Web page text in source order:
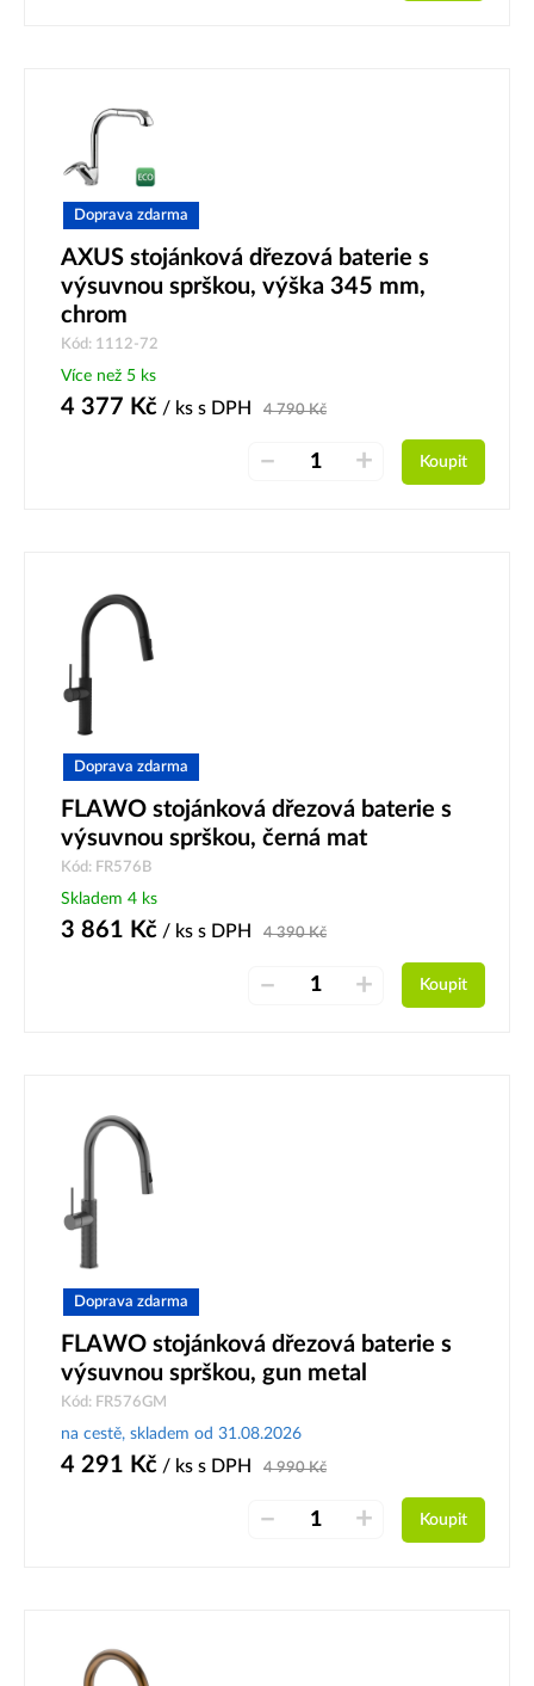
Doprava zdarma
AXUS stojánková dřezová baterie s
výsuvnou sprškou, výška 345 mm,
chrom
Kód: 1112-72
Více než 5 ks
4 377 Kč / ks s DPH 4 790Kč
– + Koupit
Doprava zdarma
FLAWO stojánková dřezová baterie s
výsuvnou sprškou, černá mat
Kód: FR576B
Skladem 4 ks
3 861 Kč / ks s DPH 4 390Kč
– + Koupit
Doprava zdarma
FLAWO stojánková dřezová baterie s
výsuvnou sprškou, gun metal
Kód: FR576GM
na cestě, skladem od 31.08.2026
4 291 Kč / ks s DPH 4 990Kč
– + Koupit